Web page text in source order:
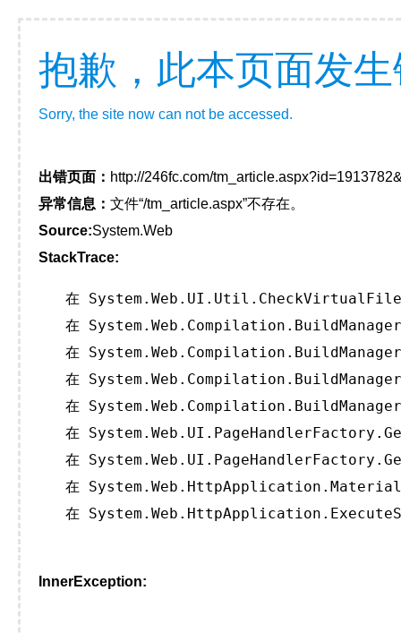
抱歉，此本页面发
Sorry, the site now can not be accessed.
出错页面： http://246fc.com/
异常信息： 文件“/tm_article.aspx”不存在。
Source:System.Web
StackTrace:
在
在
在
在
在
在
在
在
在
InnerException: